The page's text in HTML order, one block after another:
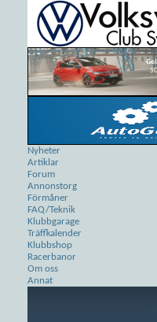
Nyheter
Artiklar
Forum
Annonstorg
Förmåner
FAQ/Teknik
Klubbgarage
Träffkalender
Klubbshop
Racerbanor
Om oss
Annat